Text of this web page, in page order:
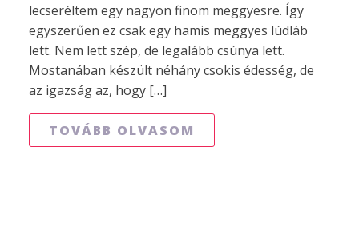
lecseréltem egy nagyon finom meggyesre. Így
egyszerűen ez csak egy hamis meggyes lúdláb
lett. Nem lett szép, de legalább csúnya lett.
Mostanában készült néhány csokis édesség, de
az igazság az, hogy […]
TOVÁBB OLVASOM